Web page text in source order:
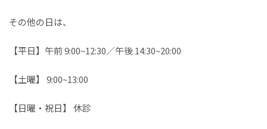
その他の日は、
【平日】午前 9:00~12:30／午後 14:30~20:00
【土曜】 9:00~13:00
【日曜・祝日】 休診